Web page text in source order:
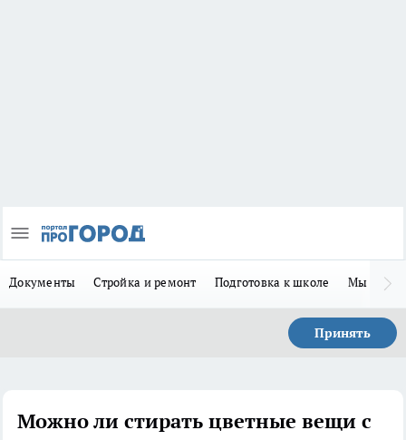
Документы Стройка и ремонт Подготовка к школе Мы в MAX
Принять
Можно ли стирать цветные вещи с